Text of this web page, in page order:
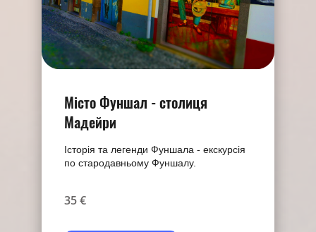
Мiсто Фуншал - столиця
Мадейри
Історія та легенди Фуншала - екскурсія
по стародавньому Фуншалу.
35 €